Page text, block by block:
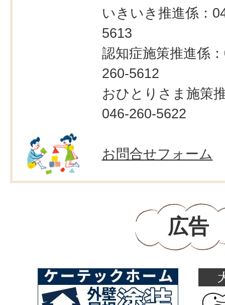
いきいき推進係：
5613
認知症施策推進係
260-5612
おひとりさま施策
046-260-5622
お問合せフォーム
広告